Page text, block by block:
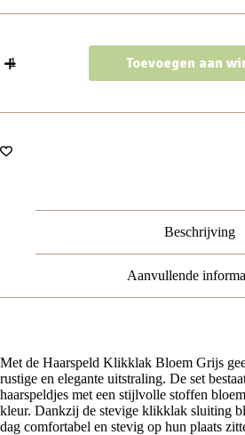
Klikklak
Bloem
-
Toevoegen aan
Beschrijving
Aanvullende
Met de Haarspeld Klikklak Bloem Grijs
rustige en elegante uitstraling. De set
haarspeldjes met een stijlvolle stoffen
kleur. Dankzij de stevige klikklak sluiting
dag comfortabel en stevig op hun plaats